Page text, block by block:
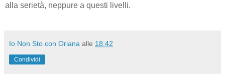
alla serietà, neppure a questi livelli.
Io Non Sto con Oriana alle 18:42
Condividi